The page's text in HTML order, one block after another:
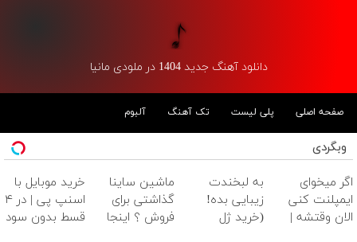
دانلود آهنگ جدید 1404 در ملودی مانیا
صفحه اصلی پلی لیست تک آهنگ آلبوم
وبگردی
اگر میخوای
ایمپلنت کنی
الان وقتشه |
به لبخندت
زیبایی بده!
(خرید ژل
ماشین ساینا
گذاشتی برای
فروش ؟ اینجا
خرید موبایل با
اسنپ پی | در ۴
قسط بدون سود